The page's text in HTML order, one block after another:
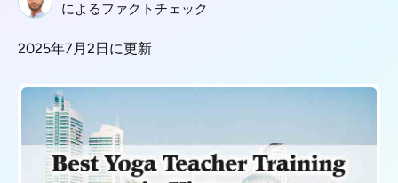
によるファクトチェック
2025年7月2日に更新